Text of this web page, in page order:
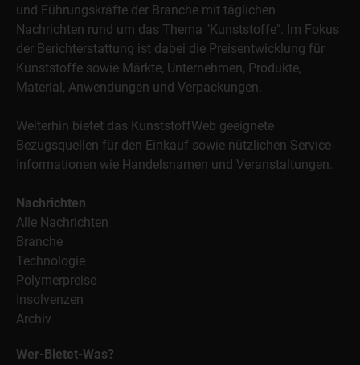
und Führungskräfte der Branche mit täglichen
Nachrichten rund um das Thema "Kunststoffe". Im Fokus
der Berichterstattung ist dabei die Preisentwicklung für
Kunststoffe sowie Märkte, Unternehmen, Produkte,
Material, Anwendungen und Verpackungen.
Weiterhin bietet das KunststoffWeb geeignete
Bezugsquellen für den Einkauf sowie nützlichen Service-
Informationen wie Handelsnamen und Veranstaltungen.
Nachrichten
Alle Nachrichten
Branche
Technologie
Polymerpreise
Insolvenzen
Archiv
Wer-Bietet-Was?